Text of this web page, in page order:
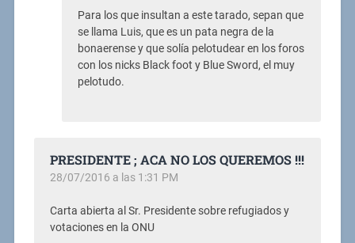
Para los que insultan a este tarado, sepan que
se llama Luis, que es un pata negra de la
bonaerense y que solía pelotudear en los foros
con los nicks Black foot y Blue Sword, el muy
pelotudo.
PRESIDENTE ; ACA NO LOS QUEREMOS !!!
28/07/2016 a las 1:31 PM
Carta abierta al Sr. Presidente sobre refugiados y
votaciones en la ONU